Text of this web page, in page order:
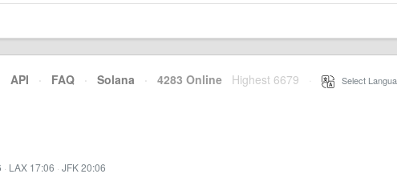
API · FAQ · Solana · 4283 Online Highest 6679 Select
· LAX 17:06 · JFK 20:06